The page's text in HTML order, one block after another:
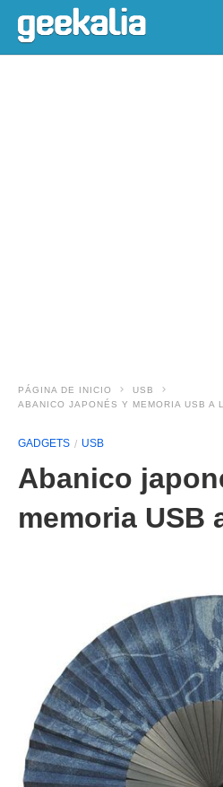
PÁGINA DE INICIO
USB
ABANICO JAPONÉS Y MEMORIA USB A
GADGETS USB
Abanico
memoria USB